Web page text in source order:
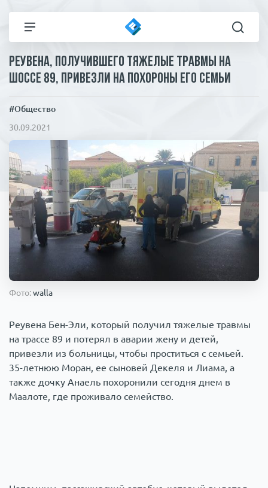
Все новости
Экономика
Общество
Коронавирус
Происшествия
Армия
Технологии
Пресса
Статьи
ЧП И КРИМИНАЛ
1000 мелочей
Реувена, получившего тяжелые травмы на
шоссе 89, привезли на похороны его семьи
#Общество
30.09.2021
Фото:walla
Реувена Бен-Эли, который получил тяжелые травмы
на трассе 89 и потерял в аварии жену и детей,
привезли из больницы, чтобы проститься с семьей.
35-летнюю Моран, ее сыновей Декеля и Лиама, а
также дочку Анаель похоронили сегодня днем в
Маалоте, где проживало семейство.